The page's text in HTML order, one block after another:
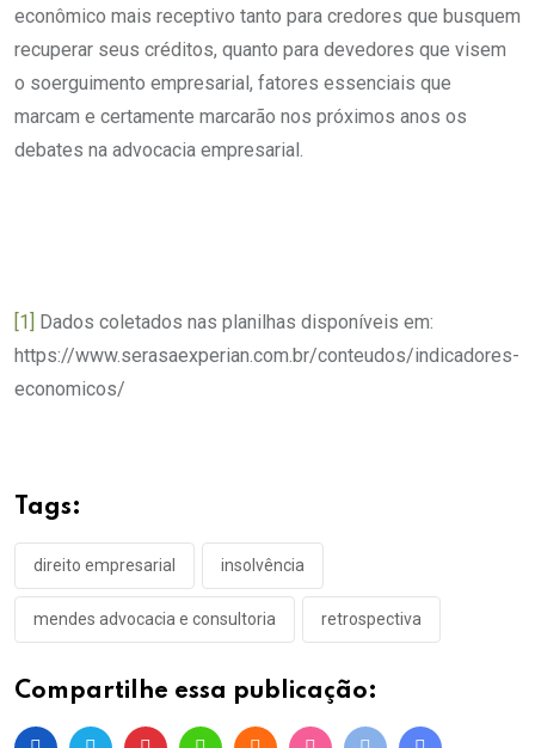
econômico mais receptivo tanto para credores que busquem
recuperar seus créditos, quanto para devedores que visem
o soerguimento empresarial, fatores essenciais que
marcam e certamente marcarão nos próximos anos os
debates na advocacia empresarial.
[1] Dados coletados nas planilhas disponíveis em:
https://www.serasaexperian.com.br/conteudos/indicadores-
economicos/
Tags:
direito empresarial insolvência
mendes advocacia e consultoria retrospectiva
Compartilhe essa publicação: